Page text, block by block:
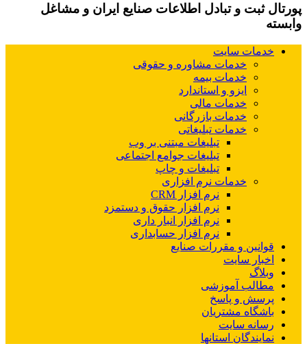
پورتال ثبت و تبادل اطلاعات صنایع ایران و مشاغل
وابسته
خدمات سایت
خدمات مشاوره و حقوقی
خدمات بیمه
ایزو و استاندارد
خدمات مالی
خدمات بازرگانی
خدمات تبلیغاتی
تبلیغات مبتنی بر وب
تبلیغات جوامع اجتماعی
تبلیغات و چاپ
خدمات نرم افزاری
نرم افزار CRM
نرم افزار حقوق و دستمزد
نرم افزار انبار داری
نرم افزار حسابداری
قوانین و مقررات صنایع
اخبار سایت
وبلاگ
مطالب آموزشی
پرسش و پاسخ
باشگاه مشتریان
رسانه سایت
نمایندگان استانها